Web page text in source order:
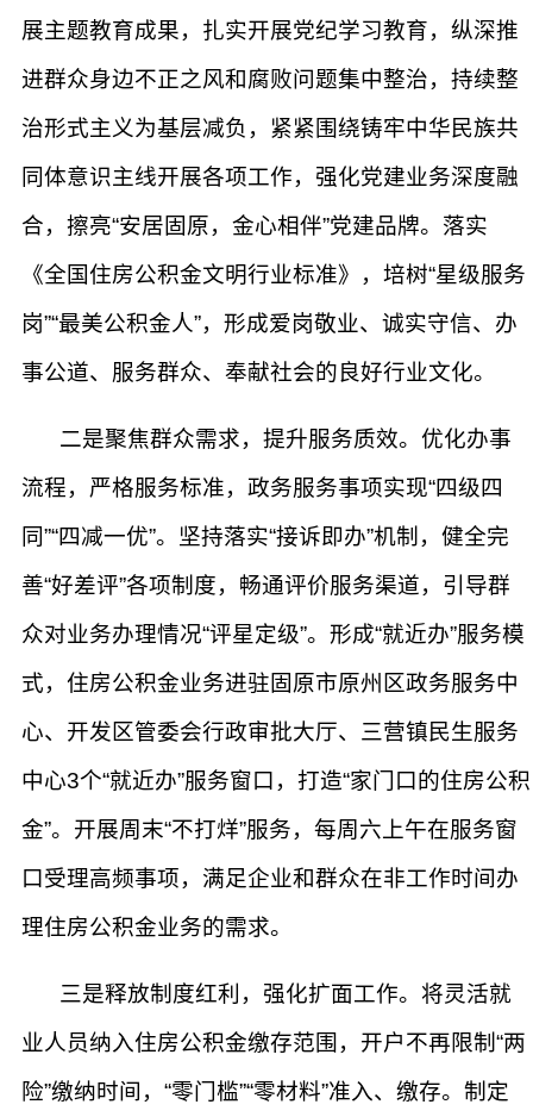
展主题教育成果，扎实开展党纪学习教育，纵深推
进群众身边不正之风和腐败问题集中整治，持续整
治形式主义为基层减负，紧紧围绕铸牢中华民族共
同体意识主线开展各项工作，强化党建业务深度融
合，擦亮“安居固原，金心相伴”党建品牌。落实
《全国住房公积金文明行业标准》，培树“星级服务
岗”“最美公积金人”，形成爱岗敬业、诚实守信、办
事公道、服务群众、奉献社会的良好行业文化。
二是聚焦群众需求，提升服务质效。优化办事
流程，严格服务标准，政务服务事项实现“四级四
同”“四减一优”。坚持落实“接诉即办”机制，健全完
善“好差评”各项制度，畅通评价服务渠道，引导群
众对业务办理情况“评星定级”。形成“就近办”服务模
式，住房公积金业务进驻固原市原州区政务服务中
心、开发区管委会行政审批大厅、三营镇民生服务
中心3个“就近办”服务窗口，打造“家门口的住房公积
金”。开展周末“不打烊”服务，每周六上午在服务窗
口受理高频事项，满足企业和群众在非工作时间办
理住房公积金业务的需求。
三是释放制度红利，强化扩面工作。将灵活就
业人员纳入住房公积金缴存范围，开户不再限制“两
险”缴纳时间，“零门槛”“零材料”准入、缴存。制定